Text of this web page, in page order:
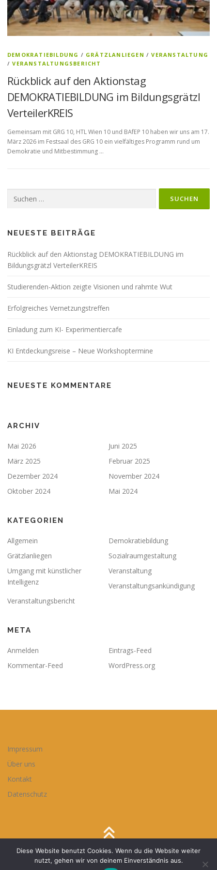
DEMOKRATIEBILDUNG / GRÄTZLANLIEGEN /VERANSTALTUNG
/VERANSTALTUNGSBERICHT
Rückblick auf den Aktionstag
DEMOKRATIEBILDUNG im Bildungsgrätzl
VerteilerKREIS
Gemeinsam mit GRG 10, HTL Wien 10 und BAfEP 10 haben wir uns am 17.
März 2026 im Festsaal des GRG 10 ein vielfältiges Programm rund um
Demokratie und Mitbestimmung …
nach:
NEUESTE BEITRÄGE
Rückblick auf den Aktionstag DEMOKRATIEBILDUNG im
Bildungsgrätzl VerteilerKREIS
Studierenden-Aktion zeigte Visionen und rahmte Wut
Erfolgreiches Vernetzungstreffen
Einladung zum KI- Experimentiercafe
KI Entdeckungsreise – Neue Workshoptermine
NEUESTE KOMMENTARE
ARCHIV
Mai 2026
Juni 2025
März 2025
Februar 2025
Dezember 2024
November 2024
Oktober 2024
Mai 2024
KATEGORIEN
Allgemein
Demokratiebildung
Grätzlanliegen
Sozialraumgestaltung
Umgang mit künstlicher
Intelligenz
Veranstaltung
Veranstaltungsankündigung
Veranstaltungsbericht
META
Anmelden
Eintrags-Feed
Kommentar-Feed
WordPress.org
Impressum
Über uns
Kontakt
Datenschutz
Copyright © 2026 Bildungsgrätzl VerteilerKreis–OnePress
Theme von FameThemes
Diese Website benutzt Cookies. Wenn du die Website weiter
nutzt, gehen wir von deinem Einverständnis aus.